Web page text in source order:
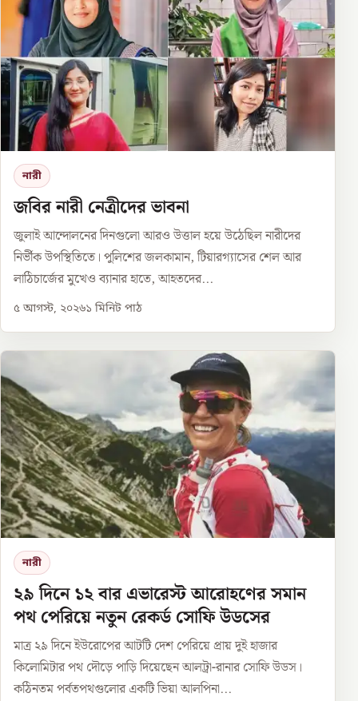
নারী
জবির নারী নেত্রীদের ভাবনা
জুলাই আন্দোলনের দিনগুলো আরও উত্তাল হয়ে উঠেছিল নারীদের
নির্ভীক উপস্থিতিতে। পুলিশের জলকামান, টিয়ারগ্যাসের শেল আর
লাঠিচার্জের মুখেও ব্যানার হাতে, আহতদের...
৫ আগস্ট, ২০২৬১ মিনিট পাঠ
নারী
২৯ দিনে ১২ বার এভারেস্ট আরোহণের সমান
পথ পেরিয়ে নতুন রেকর্ড সোফি উডসের
মাত্র ২৯ দিনে ইউরোপের আটটি দেশ পেরিয়ে প্রায় দুই হাজার
কিলোমিটার পথ দৌড়ে পাড়ি দিয়েছেন আলট্রা-রানার সোফি উডস।
কঠিনতম পর্বতপথগুলোর একটি ভিয়া আলপিনা...